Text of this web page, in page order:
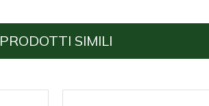
PRODOTTI SIMILI